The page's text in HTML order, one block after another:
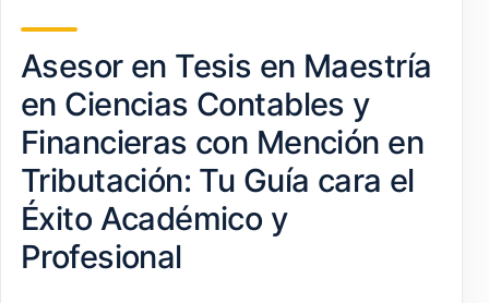
Asesor en Tesis en Maestría
en Ciencias Contables y
Financieras con Mención en
Tributación: Tu Guía cara el
Éxito Académico y
Profesional